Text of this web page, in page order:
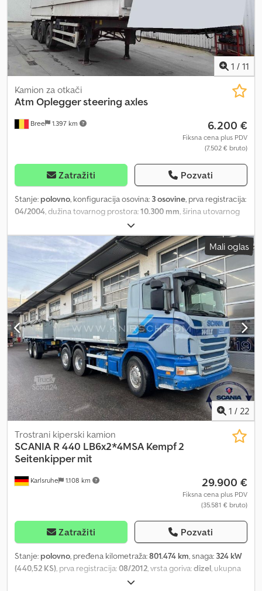
1 / 11
Bree 1.397 km
Kamion za otkači
Atm Oplegger steering axles
6.200 €
Fiksna cena plus PDV
(7.502 € bruto)
Zatražiti Pozvati
Stanje: polovno, konfiguracija osovina: 3 osovine, prva registracija:
04/2004, dužina tovarnog prostora:10.300 mm, širina utovarnog
, visina tovarnog prostora:
dužina:13.500 mm, ukupna visina:3.900 mm, suspencija:vazduh,
dimenzija gume:
385/65R22.5, stanje pneumatika:25 procenat,
Godina proizvodnje:2004
, Dimenzije gume: 385/65R22.5 Profil
gume: 25% Kočnice: bubanj kočnice Vešanje: vazdušno vešanje
Prazna masa: 15.510 kg = Informacije o firmi = Molimo da prilikom
upita uvek navedete broj lagera (8 cifara) Kod Smz Smeets &
Zonen: - u poslovanju od 1976. godine, već 65.000 vozila
prodato/1700 godišnje/1000 na lageru - Kompletna usluga od A do
Š, uključujući organizaciju transporta/carinsko označavanje
(dodatno!) - Usluga utovara za najjeftiniji transport širom sveta
Veliki magacin za sve nove i polovne delove: Dwsdsuya Rnepfx
Amxea Uvek oglašavamo sa našim najboljim cenama Posetite nas
za kompletnu ponudu i informacije Dočekujemo vas na 130.000
m2 zemljišta, sa 20.000 m2 magacina i potpuno opremljenom
radionicom. Pogledajte naš video
Mali oglas
1 / 22
Karlsruhe 1.108 km
Trostrani kiperski kamion
SCANIA R 440 LB6x2*4MSA Kempf 2
Seitenkipper mit
29.900 €
Fiksna cena plus PDV
(35.581 € bruto)
Zatražiti Pozvati
Stanje: polovno, pređena kilometraža:801.474 km, snaga: 324 kW
(440,52 KS), prva registracija:08/2012, vrsta goriva:dizel, ukupna
, konfiguracija osovina: